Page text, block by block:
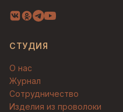
СТУДИЯ
О нас
Журнал
Сотрудничество
Изделия из проволоки